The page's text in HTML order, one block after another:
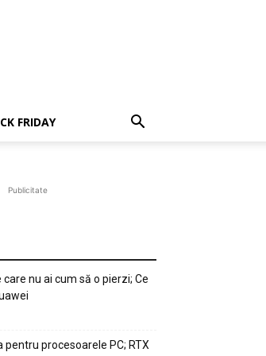
FRIDAY
Publicitate
nu ai cum să o pierzi; Ce
pentru procesoarele PC; RTX